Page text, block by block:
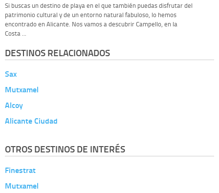
Si buscas un destino de playa en el que también puedas disfrutar del
patrimonio cultural y de un entorno natural fabuloso, lo hemos
encontrado en Alicante. Nos vamos a descubrir Campello, en la
Costa ...
DESTINOS RELACIONADOS
Sax
Mutxamel
Alcoy
Alicante Ciudad
OTROS DESTINOS DE INTERÉS
Finestrat
Mutxamel